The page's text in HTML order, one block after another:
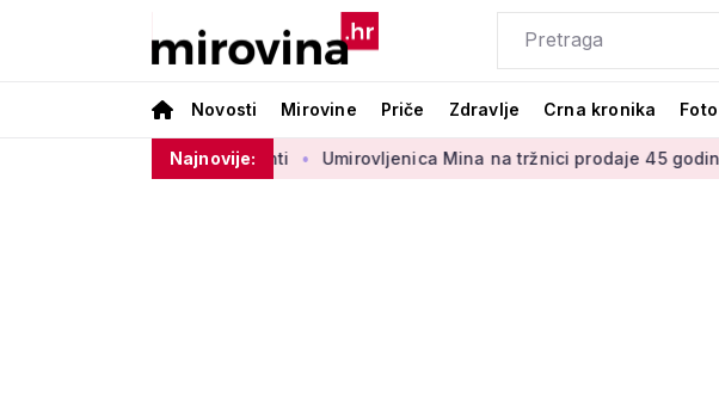
Novosti Mirovine Priče Zdravlje Crna kronika
Najnovije:
sektora 50 centi Umirovljenica Mina na tržnici prodaje 45 godina: 'Meni